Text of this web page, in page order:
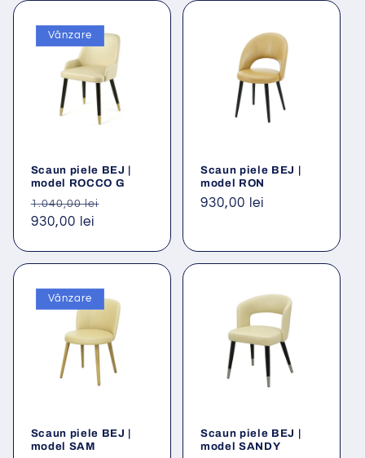
Vânzare
Scaun piele BEJ |
model ROCCO G
Preț
obișnuit
1.040,00 lei
930,00 lei
Scaun piele BEJ |
model RON
Preț
930,00 lei
Vânzare
Scaun piele BEJ |
model SAM
Scaun piele BEJ |
model SANDY